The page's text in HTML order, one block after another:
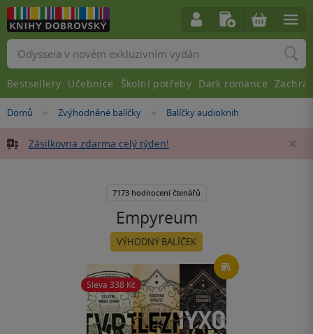
Nacházíte
zde:
Domů »
Zvýhodněné balíčky »
Balíčky audioknih
Zásilkovna zdarma celý týden!
Empyreum
VÝHODNÝ BALÍČEK
Sleva 338 Kč
7173 hodnocení čtenářů
Vyhledávání
Bestsellery Učebnice Školní potřeby Dark romance